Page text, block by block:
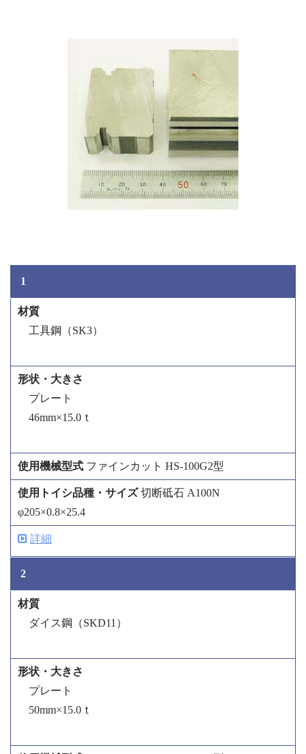
1
工具鋼（SK3）
プレート
46mm×15.0ｔ
ファインカット HS-100G2型
切断砥石 A100N
φ205×0.8×25.4
詳細
2
ダイス鋼（SKD11）
プレート
50mm×15.0ｔ